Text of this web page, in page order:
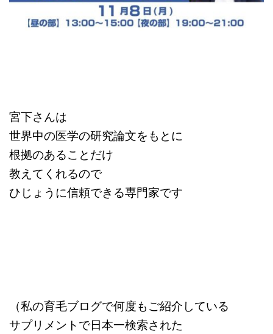
宮下さんは
世界中の医学の研究論文をもとに
根拠のあることだけ
教えてくれるので
ひじょうに信頼できる専門家です
（私の育毛ブログで何度もご紹介している
サプリメントで日本一検索された